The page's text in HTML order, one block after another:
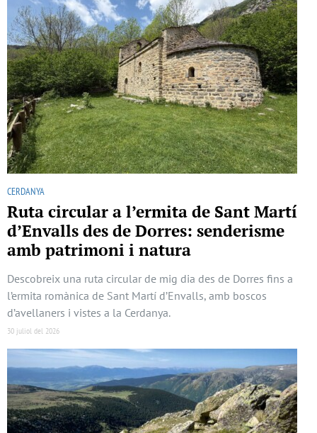
CERDANYA
Ruta circular a l’ermita de Sant Martí
d’Envalls des de Dorres: senderisme
amb patrimoni i natura
Descobreix una ruta circular de mig dia des de Dorres fins a
l’ermita romànica de Sant Martí d’Envalls, amb boscos
d’avellaners i vistes a la Cerdanya.
30 juliol del 2026